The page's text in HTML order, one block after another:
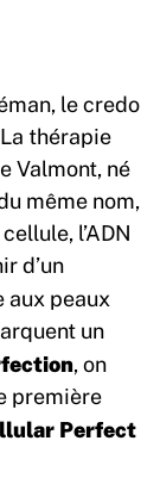
le credo
thérapie
Valmont, né
même nom,
l’ADN
d’un
aux peaux
un
, on
première
Perfect